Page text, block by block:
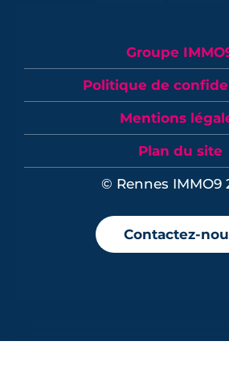
Groupe
Politique de
Mentions
Plan du site
© Rennes IMMO9
Contactez-